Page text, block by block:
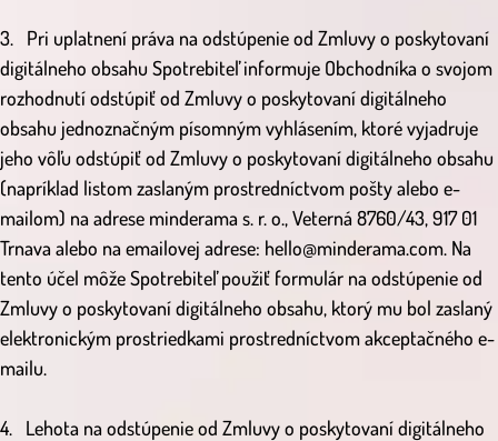
3. Pri uplatnení práva na odstúpenie od Zmluvy o poskytovaní
digitálneho obsahu Spotrebiteľ informuje Obchodníka o svojom
rozhodnutí odstúpiť od Zmluvy o poskytovaní digitálneho
obsahu jednoznačným písomným vyhlásením, ktoré vyjadruje
jeho vôľu odstúpiť od Zmluvy o poskytovaní digitálneho obsahu
(napríklad listom zaslaným prostredníctvom pošty alebo e-
mailom) na adrese minderama s. r. o., Veterná 8760/43, 917 01
Trnava alebo na emailovej adrese: hello@minderama.com. Na
tento účel môže Spotrebiteľ použiť formulár na odstúpenie od
Zmluvy o poskytovaní digitálneho obsahu, ktorý mu bol zaslaný
elektronickým prostriedkami prostredníctvom akceptačného e-
mailu.
4. Lehota na odstúpenie od Zmluvy o poskytovaní digitálneho